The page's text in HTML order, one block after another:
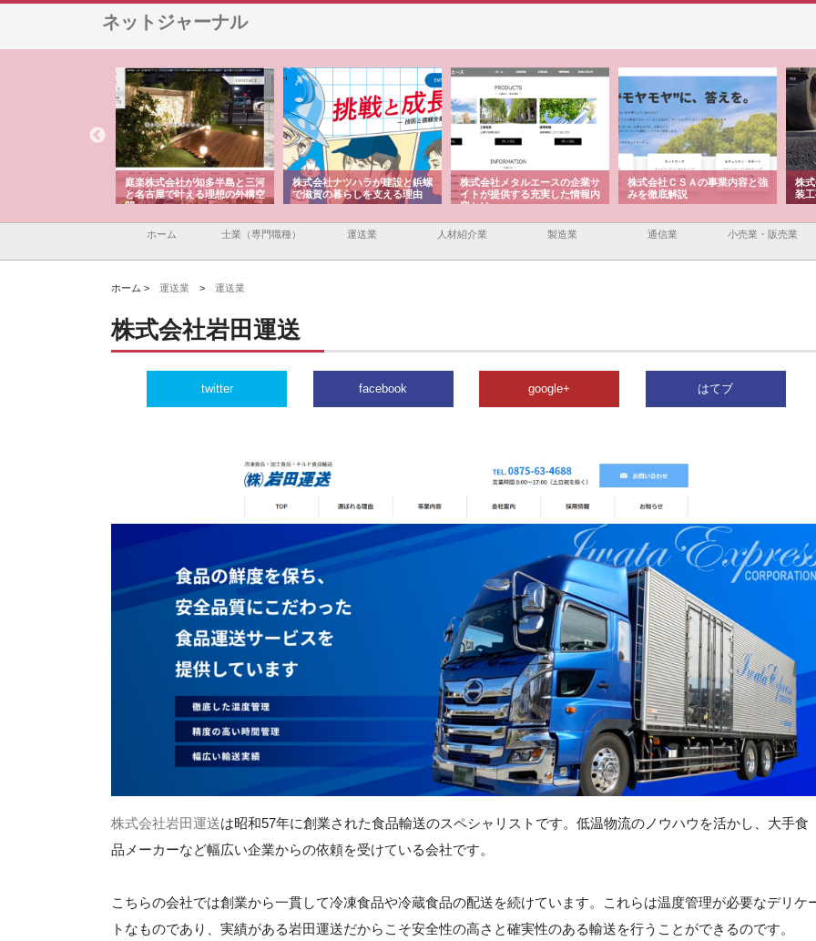
ネットジャーナル
庭楽株式会社が知多半島と三河
と名古屋で叶える理想の外構空
間
株式会社ナツハラが建設と鋲螺
で滋賀の暮らしを支える理由
株式会社メタルエースの企業サ
イトが提供する充実した情報内
容とは
株式会社ＣＳＡの事業内容と強
みを徹底解説
株
装
ホーム 士業（専門職種） 運送業 人材紹介業 製造業 通信業 小売業・販売業
ホーム > 運送業 > 運送業
株式会社岩田運送
twitter facebook google+ はてブ
株式会社岩田運送は昭和57年に創業された食品輸送のスペシャリストです。低温物流のノウハウを活かし、大手食
品メーカーなど幅広い企業からの依頼を受けている会社です。
こちらの会社では創業から一貫して冷凍食品や冷蔵食品の配送を続けています。これらは温度管理が必要なデリケ
トなものであり、実績がある岩田運送だからこそ安全性の高さと確実性のある輸送を行うことができるのです。